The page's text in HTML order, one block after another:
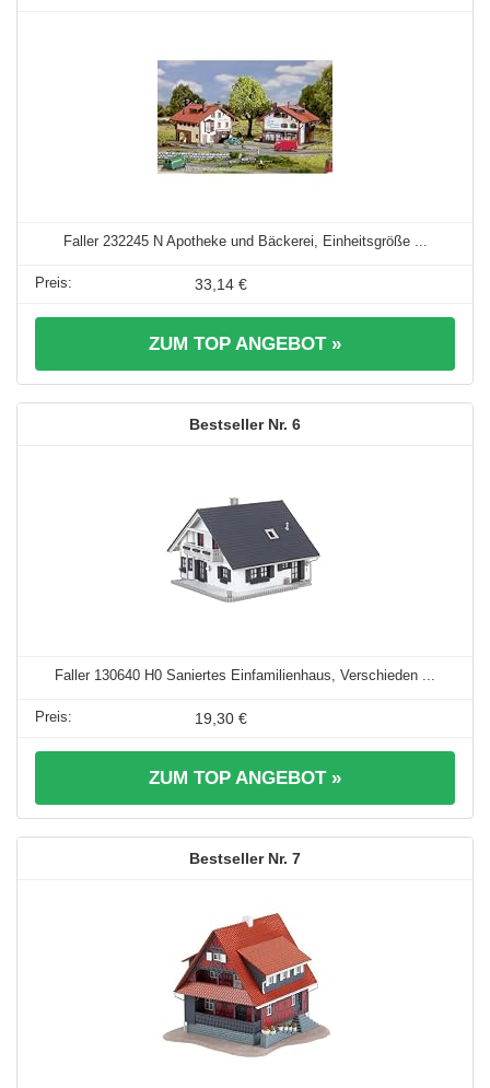
Faller 232245 N Apotheke und Bäckerei, Einheitsgröße ...
33,14 €
ZUM TOP ANGEBOT »
6
Faller 130640 H0 Saniertes Einfamilienhaus, Verschieden ...
19,30 €
ZUM TOP ANGEBOT »
7